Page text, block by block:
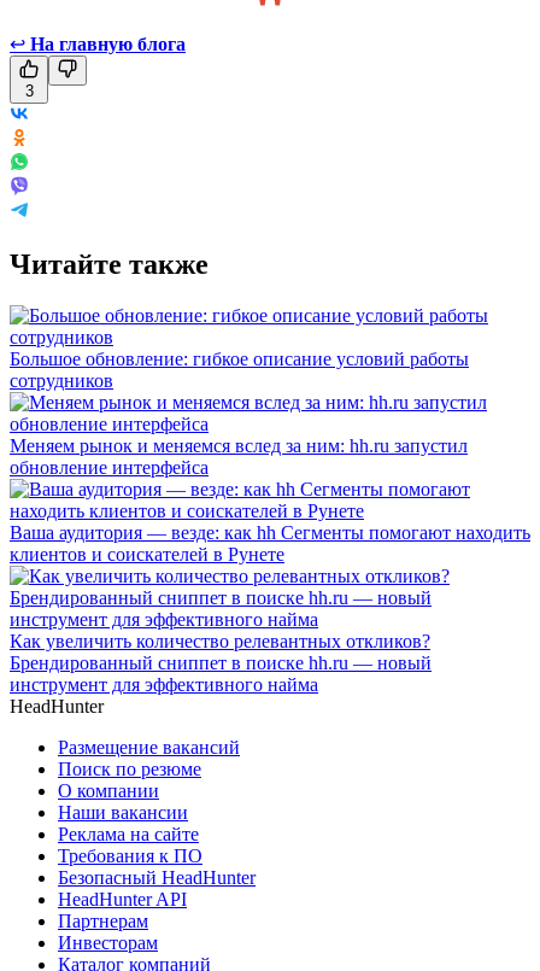
↩ На главную блога
3
Читайте также
Большое обновление: гибкое описание условий работы
сотрудников
Меняем рынок и меняемся вслед за ним: hh.ru запустил
обновление интерфейса
Ваша аудитория — везде: как hh Сегменты помогают находить
клиентов и соискателей в Рунете
Как увеличить количество релевантных откликов?
Брендированный сниппет в поиске hh.ru — новый
инструмент для эффективного найма
HeadHunter
Размещение вакансий
Поиск по резюме
О компании
Наши вакансии
Реклама на сайте
Требования к ПО
Безопасный HeadHunter
HeadHunter API
Партнерам
Инвесторам
Каталог компаний